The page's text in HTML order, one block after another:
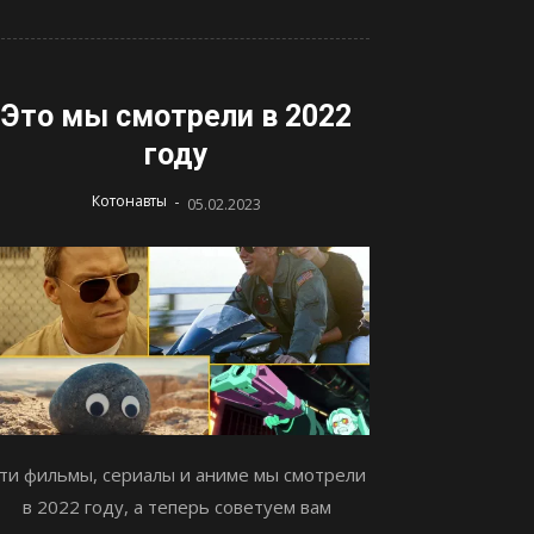
Это мы смотрели в 2022
году
Котонавты - 05.02.2023
фильмы, сериалы и аниме мы смотрели
в 2022 году, а теперь советуем вам